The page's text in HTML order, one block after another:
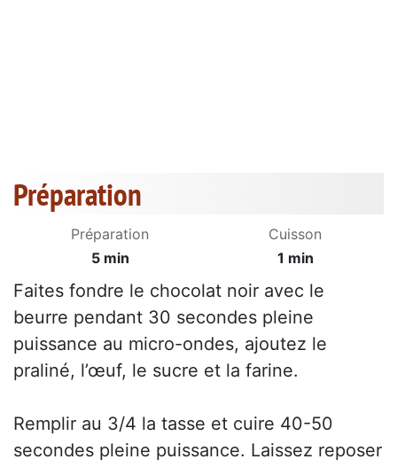
Préparation
Préparation
5 min
Cuisson
1 min
Faites fondre le chocolat noir avec le
beurre pendant 30 secondes pleine
puissance au micro-ondes, ajoutez le
praliné, l’œuf, le sucre et la farine.
Remplir au 3/4 la tasse et cuire 40-50
secondes pleine puissance. Laissez reposer